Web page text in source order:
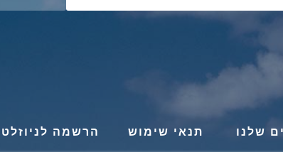
שלנו תנאי שימוש הרשמה